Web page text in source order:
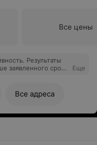
Все цены
Результаты
заявленного срока
взяли
Еще
Все адреса